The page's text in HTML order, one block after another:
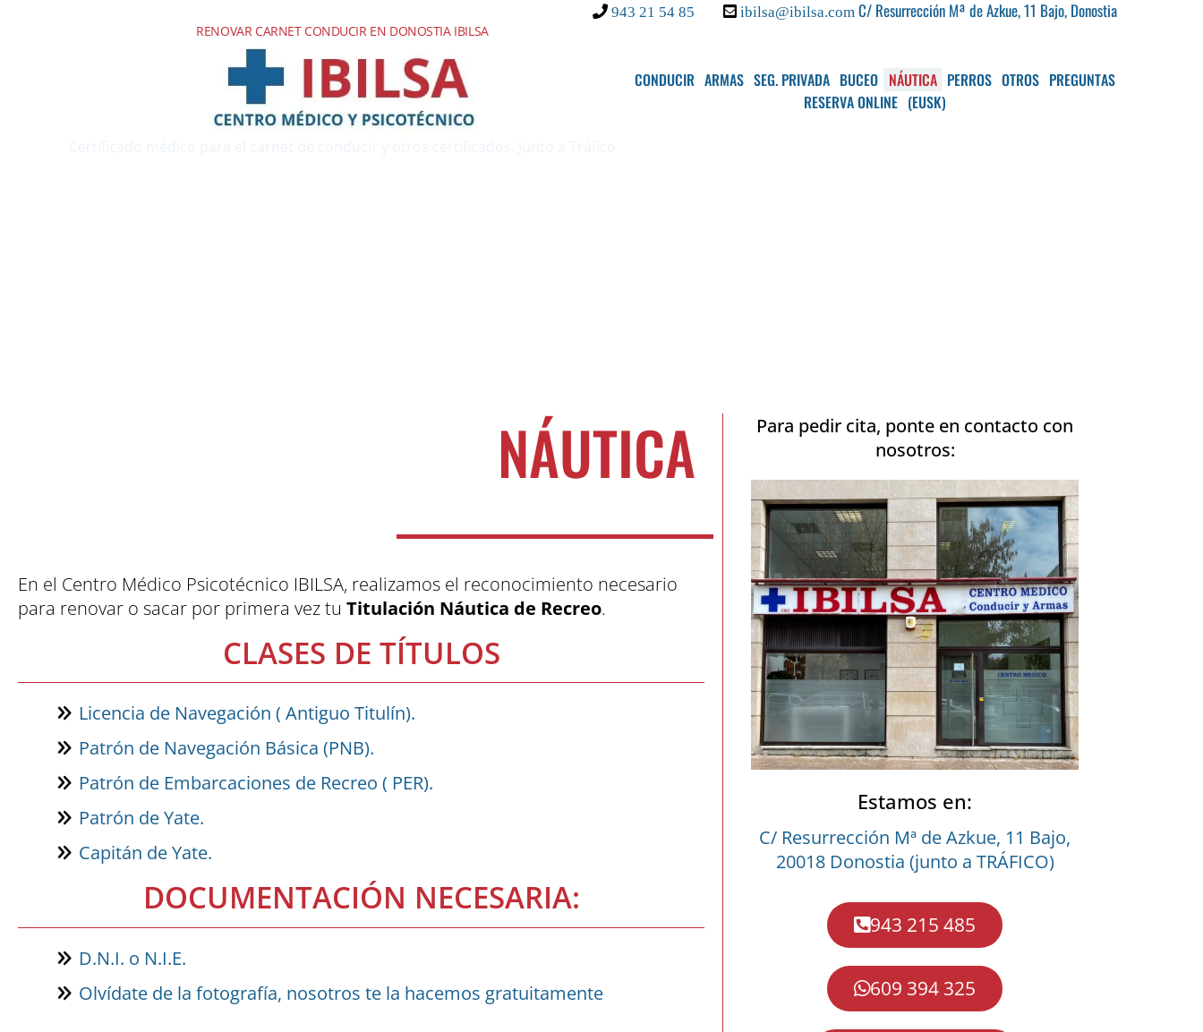
943 21 54 85 ibilsa@ibilsa.com C/ Resurrección Mª de Azkue, 11 Bajo, Donostia
RENOVAR CARNET CONDUCIR EN DONOSTIA IBILSA
CONDUCIR ARMAS SEG. PRIVADA BUCEO NÁUTICA PERROS OTROS PREGUNTAS
RESERVA ONLINE (EUSK)
NÁUTICA
En el Centro Médico Psicotécnico IBILSA, realizamos el reconocimiento necesario
para renovar o sacar por primera vez tu Titulación Náutica de Recreo.
CLASES DE TÍTULOS
Licencia de Navegación ( Antiguo Titulín).
Patrón de Navegación Básica (PNB).
Patrón de Embarcaciones de Recreo ( PER).
Patrón de Yate.
Capitán de Yate.
DOCUMENTACIÓN NECESARIA:
D.N.I. o N.I.E.
Olvídate de la fotografía, nosotros te la hacemos gratuitamente
Para pedir cita, ponte en contacto con
nosotros:
Estamos en:
C/ Resurrección Mª de Azkue, 11 Bajo,
20018 Donostia (junto a TRÁFICO)
943 215 485
609 394 325